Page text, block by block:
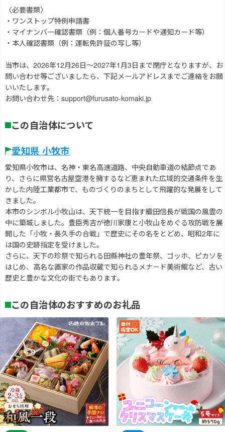
〈必要書類〉
・ワンストップ特例申請書
・マイナンバー確認書類（例：個人番号カードや通知カード等）
・本人確認書類（例：運転免許証の写し等）
当市は、2026年12月26日～2027年1月3日まで閉庁となりますが、お
問い合わせ等ございましたら、下記メールアドレスまでご連絡をお願
いいたします。
お問い合わせ先：support@furusato-komaki.jp
この自治体について
愛知県 小牧市
愛知県小牧市は、名神・東名高速道路、中央自動車道の結節点であ
り、さらに県営名古屋空港を擁するなど恵まれた広域的交通条件を生
かした内陸工業都市で、ものづくりのまちとして飛躍的な発展をして
きました。
本市のシンボル小牧山は、天下統一を目指す織田信長が戦国の風雲の
中に築城しました。豊臣秀吉が徳川家康と小牧山をめぐる攻防戦を展
開した「小牧・長久手の合戦」で歴史にその名をとどめ、昭和2年に
は国の史跡指定を受けました。
さらに、天下の珍祭で知られる田縣神社の豊年祭、ゴッホ、ピカソを
はじめ、高名な画家の作品収蔵で知られるメナ－ド美術館など、古い
歴史と豊かな文化の街でもあります。
この自治体のおすすめのお礼品